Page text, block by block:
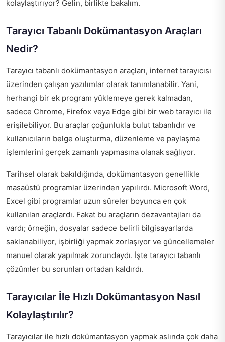
kolaylaştırıyor? Gelin, birlikte bakalım.
Tarayıcı Tabanlı Dokümantasyon Araçları
Nedir?
Tarayıcı tabanlı dokümantasyon araçları, internet tarayıcısı
üzerinden çalışan yazılımlar olarak tanımlanabilir. Yani,
herhangi bir ek program yüklemeye gerek kalmadan,
sadece Chrome, Firefox veya Edge gibi bir web tarayıcı ile
erişilebiliyor. Bu araçlar çoğunlukla bulut tabanlıdır ve
kullanıcıların belge oluşturma, düzenleme ve paylaşma
işlemlerini gerçek zamanlı yapmasına olanak sağlıyor.
Tarihsel olarak bakıldığında, dokümantasyon genellikle
masaüstü programlar üzerinden yapılırdı. Microsoft Word,
Excel gibi programlar uzun süreler boyunca en çok
kullanılan araçlardı. Fakat bu araçların dezavantajları da
vardı; örneğin, dosyalar sadece belirli bilgisayarlarda
saklanabiliyor, işbirliği yapmak zorlaşıyor ve güncellemeler
manuel olarak yapılmak zorundaydı. İşte tarayıcı tabanlı
çözümler bu sorunları ortadan kaldırdı.
Tarayıcılar İle Hızlı Dokümantasyon Nasıl
Kolaylaştırılır?
Tarayıcılar ile hızlı dokümantasyon yapmak aslında çok daha